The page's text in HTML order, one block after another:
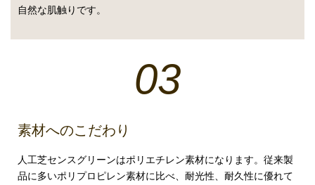
自然な肌触りです。
03
素材へのこだわり
人工芝センスグリーンはポリエチレン素材になります。従来製
品に多いポリプロピレン素材に比べ、耐光性、耐久性に優れて